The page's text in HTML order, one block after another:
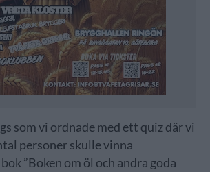
som vi ordnade med ett quiz där vi
personer skulle vinna
”Boken om öl och andra goda